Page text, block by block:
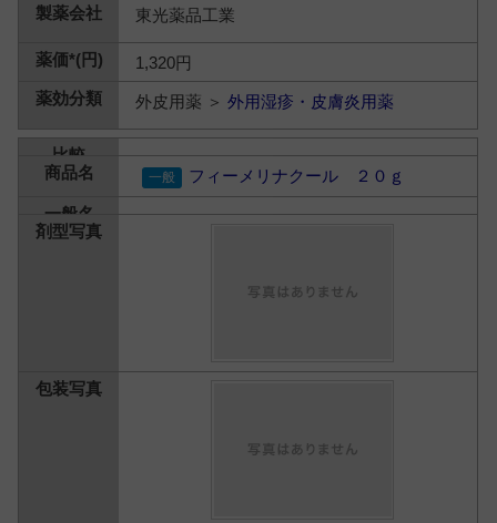
東光薬品工業
1,320円
外皮用薬 ＞外用湿疹・皮膚炎用薬
フィーメリナクール ２０ｇ